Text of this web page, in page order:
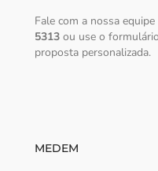
Fale com a nossa equipe
5313ou use o
proposta personalizada.
MEDEM